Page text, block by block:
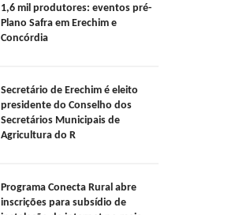
1,6 mil produtores: eventos pré-
Plano Safra em Erechim e
Concórdia
Secretário de Erechim é eleito
presidente do Conselho dos
Secretários Municipais de
Agricultura do R
Programa Conecta Rural abre
inscrições para subsídio de